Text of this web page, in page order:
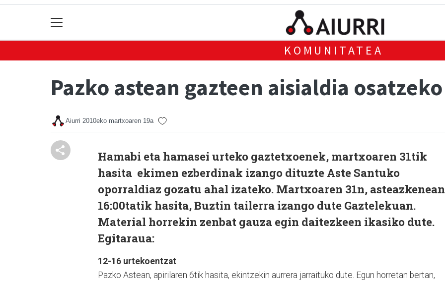
KOMUNITATEA
Pazko astean gazteen aisialdia
Aiurri 2010eko martxoaren 19a
Hamabi eta hamasei urteko gaztetxoenek, martxoaren 31tik
hasita ekimen ezberdinak izango dituzte Aste Santuko
oporraldiaz gozatu ahal izateko. Martxoaren 31n,
16:00tatik hasita, Buztin tailerra izango dute Gaztelekuan.
Material horrekin zenbat gauza egin daitezkeen ikasiko dute.
Egitaraua:
12-16 urtekoentzat
Pazko Astean, apirilaren 6tik hasita, ekintzekin aurrera jarraituko dute. Egun horretan bertan,